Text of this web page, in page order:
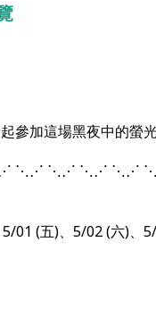
參加這場黑夜中的螢
⋱⋰ ⋱⋰ ⋱⋰ ⋱⋰
01 (五)、5/02 (六)、